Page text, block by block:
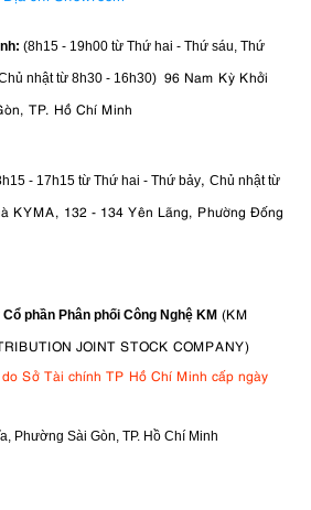
(8h15 - 19h00 từ Thứ hai - Thứ sáu, Thứ
nhật từ 8h30 - 16h30) 96 Nam Kỳ Khởi
TP. Hồ Chí Minh
- 17h15 từ Thứ hai - Thứ bảy, Chủ nhật từ
KYMA, 132 - 134 Yên Lãng, Phường Đống
phần Phân phối Công Nghệ KM (KM
JOINT STOCK COMPANY)
Sở Tài chính TP Hồ Chí Minh cấp ngày
Phường Sài Gòn, TP. Hồ Chí Minh